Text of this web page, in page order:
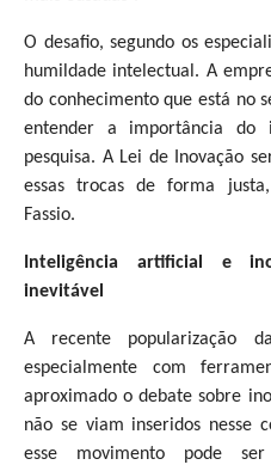
O desafio, segundo os
humildade intelectual. A
do conhecimento que está no
entender a importância do
pesquisa. A Lei de Inovação
essas trocas de forma
Fassio.
Inteligência artificial e
inevitável
A recente popularização
especialmente com
aproximado o debate sobre
não se viam inseridos nesse
esse movimento pode